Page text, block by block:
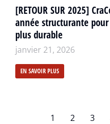
[RETOUR SUR 2025]
année structurante
plus durable
janvier 21, 2026
EN SAVOIR PLUS
1 2 3